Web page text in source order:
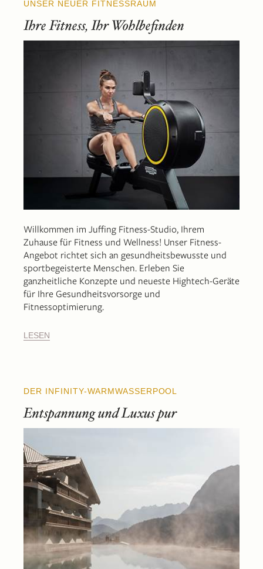
UNSER NEUER FITNESSRAUM
Ihre Fitness, Ihr Wohlbefinden
Willkommen im Juffing Fitness-Studio, Ihrem
Zuhause für Fitness und Wellness! Unser Fitness-
Angebot richtet sich an gesundheitsbewusste und
sportbegeisterte Menschen. Erleben Sie
ganzheitliche Konzepte und neueste Hightech-Geräte
für Ihre Gesundheitsvorsorge und
Fitnessoptimierung.
LESEN
DER INFINITY-WARMWASSERPOOL
Entspannung und Luxus pur